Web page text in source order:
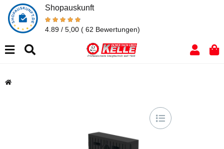
Shopauskunft
4.89 / 5,00 ( 62 Bewertungen)